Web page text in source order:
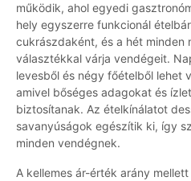
működik, ahol egyedi
hely egyszerre funkcionál
cukrászdaként, és a hét minden
választékkal várja vendégeit.
levesből és négy főételből lehet
amivel bőséges adagokat és
biztosítanak. Az ételkínálatot
savanyúságok egészítik ki, így
minden vendégnek.
A kellemes ár-érték arány mellett